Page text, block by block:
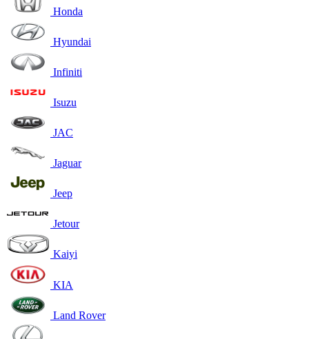
Honda
Hyundai
Infiniti
Isuzu
JAC
Jaguar
Jeep
Jetour
Kaiyi
KIA
Land Rover